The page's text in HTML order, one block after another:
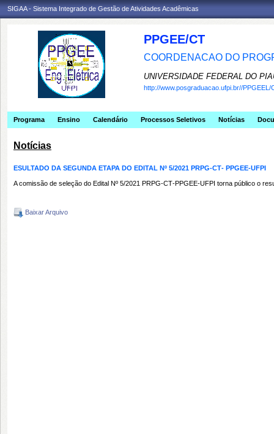
SIGAA - Sistema Integrado de Gestão de Atividades Acadêmicas
PPGEE/CT
COORDENACAO DO
UNIVERSIDADE FEDERAL DO
http://www.posgraduacao.ufpi.br//PPGEEL/
Programa Ensino Calendário Processos Seletivos Notícias
Notícias
ESULTADO DA SEGUNDA ETAPA DO EDITAL Nº 5/2021 PRPG‐CT‐ PPGEE‐UFPI
A comissão de seleção do Edital Nº 5/2021 PRPG‐CT‐PPGEE‐UFPI torna público o
Baixar Arquivo